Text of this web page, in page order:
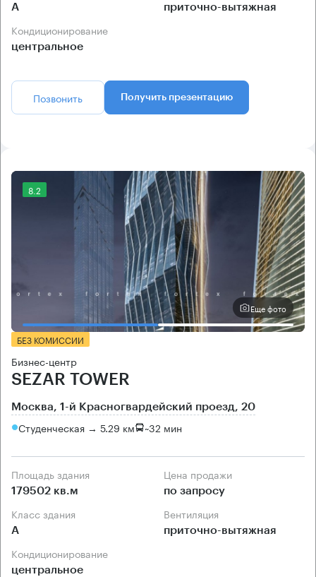
А приточно-вытяжная
Кондиционирование
центральное
Позвонить Получить презентацию
8.2
Еще фото
БЕЗ КОМИССИИ
Бизнес-центр
SEZAR TOWER
Москва, 1-й Красногвардейский проезд, 20
Студенческая → 5.29 км ~32 мин
Площадь здания
179502 кв.м
Цена продажи
по запросу
Класс здания
А
Вентиляция
приточно-вытяжная
Кондиционирование
центральное